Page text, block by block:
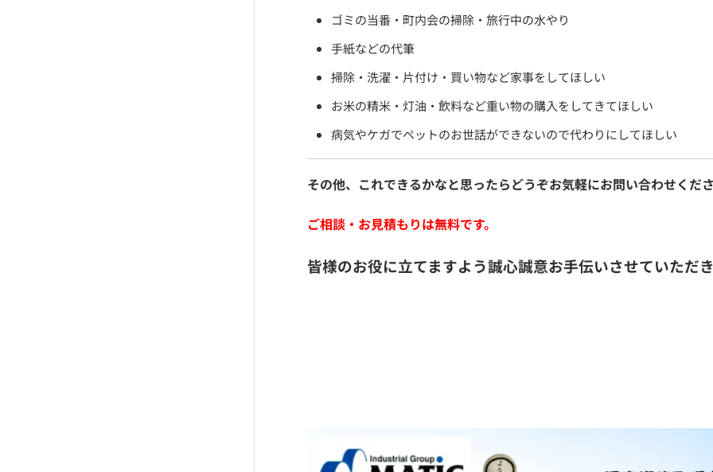
ゴミの当番・町内会の掃除・旅行中の水やり
手紙などの代筆
掃除・洗濯・片付け・買い物など家事をしてほしい
お米の精米・灯油・飲料など重い物の購入をしてきてほしい
病気やケガでペットのお世話ができないので代わりにしてほしい
その他、これできるかなと思ったらどうぞお気軽にお問い合わせくだ
ご相談・お見積もりは無料です。
皆様のお役に立てますよう誠心誠意お手伝いさせていただ